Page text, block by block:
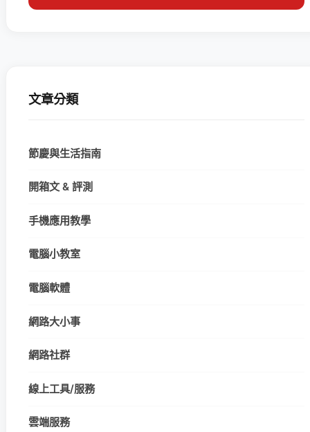
文章分類
節慶與生活指南
開箱文 & 評測
手機應用教學
電腦小教室
電腦軟體
網路大小事
網路社群
線上工具/服務
雲端服務